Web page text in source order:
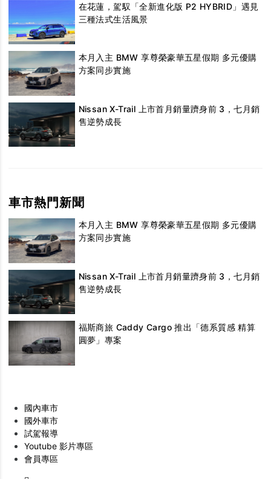
在花蓮，駕馭「全新進化版 P2 HYBRID」遇見
三種法式生活風景
本月入主 BMW 享尊榮豪華五星假期 多元優購
方案同步實施
Nissan X-Trail 上市首月銷量躋身前 3，七月銷
售逆勢成長
車市熱門新聞
本月入主 BMW 享尊榮豪華五星假期 多元優購
方案同步實施
Nissan X-Trail 上市首月銷量躋身前 3，七月銷
售逆勢成長
福斯商旅 Caddy Cargo 推出「德系質感 精算
圓夢」專案
國內車市
國外車市
試駕報導
Youtube 影片專區
會員專區